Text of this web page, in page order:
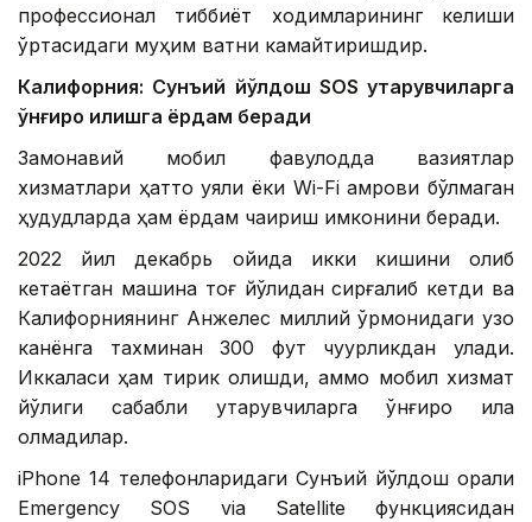
профессионал тиббиёт ходимларининг келиши
ўртасидаги муҳим вақтни камайтиришдир.
Калифорния: Сунъий йўлдош SOS қутқарувчиларга
қўнғироқ қилишга ёрдам беради
Замонавий мобил фавқулодда вазиятлар
хизматлари ҳатто уяли ёки Wi-Fi қамрови бўлмаган
ҳудудларда ҳам ёрдам чақириш имконини беради.
2022 йил декабрь ойида икки кишини олиб
кетаётган машина тоғ йўлидан сирғалиб кетди ва
Калифорниянинг Анжелес миллий ўрмонидаги узоқ
канёнга тахминан 300 фут чуқурликдан қулади.
Иккаласи ҳам тирик қолишди, аммо мобил хизмат
йўқлиги сабабли қутқарувчиларга қўнғироқ қила
олмадилар.
iPhone 14 телефонларидаги Сунъий йўлдош орқали
Emergency SOS via Satellite функциясидан